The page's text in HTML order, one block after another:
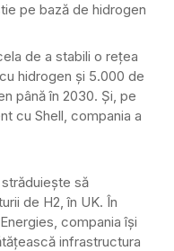
pe bază de hidrogen
de a stabili o rețea
hidrogen și 5.000 de
până în 2030. Și, pe
cu Shell, compania a
să
de H2, în UK. În
compania își
infrastructura